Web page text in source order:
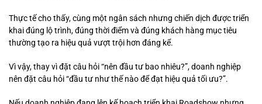
Thực tế cho thấy, cùng một ngân sách nhưng chiến dịch được triển
khai đúng lộ trình, đúng thời điểm và đúng khách hàng mục tiêu
thường tạo ra hiệu quả vượt trội hơn đáng kể.
Vì vậy, thay vì đặt câu hỏi “nên đầu tư bao nhiêu?”, doanh nghiệp
nên đặt câu hỏi “đầu tư như thế nào để đạt hiệu quả tối ưu?”.